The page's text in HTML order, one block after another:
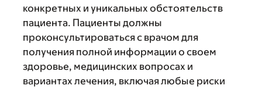
конкретных и уникальных обстоятельств
пациента. Пациенты должны
проконсультироваться с врачом для
получения полной информации о своем
здоровье, медицинских вопросах и
вариантах лечения, включая любые риски